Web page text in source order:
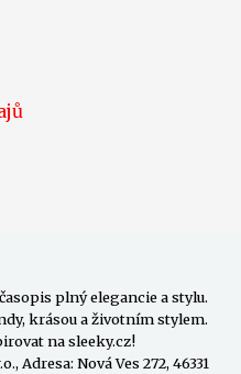
plný elegancie a stylu.
krásou a životním stylem.
na sleeky.cz!
Adresa: Nová Ves 272, 46331